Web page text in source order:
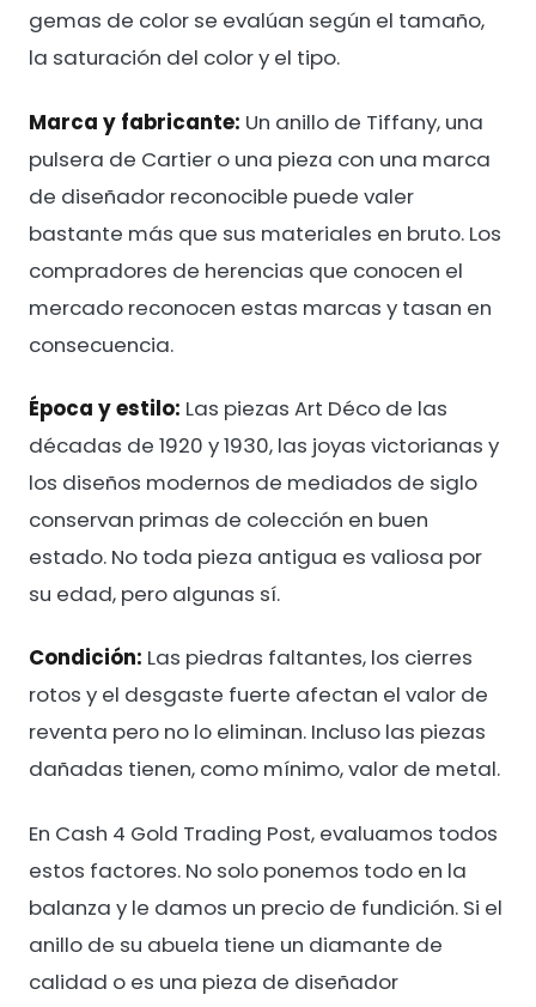
gemas de color se evalúan según el tamaño,
la saturación del color y el tipo.
Marca y fabricante: Un anillo de Tiffany, una
pulsera de Cartier o una pieza con una marca
de diseñador reconocible puede valer
bastante más que sus materiales en bruto. Los
compradores de herencias que conocen el
mercado reconocen estas marcas y tasan en
consecuencia.
Época y estilo: Las piezas Art Déco de las
décadas de 1920 y 1930, las joyas victorianas y
los diseños modernos de mediados de siglo
conservan primas de colección en buen
estado. No toda pieza antigua es valiosa por
su edad, pero algunas sí.
Condición: Las piedras faltantes, los cierres
rotos y el desgaste fuerte afectan el valor de
reventa pero no lo eliminan. Incluso las piezas
dañadas tienen, como mínimo, valor de metal.
En Cash 4 Gold Trading Post, evaluamos todos
estos factores. No solo ponemos todo en la
balanza y le damos un precio de fundición. Si el
anillo de su abuela tiene un diamante de
calidad o es una pieza de diseñador